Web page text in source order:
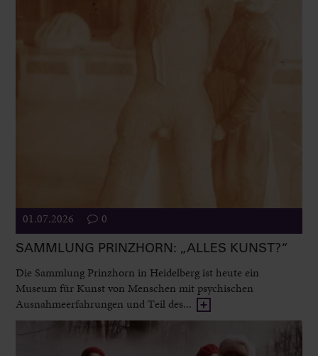
01.07.2026 0
SAMMLUNG PRINZHORN: „ALLES KUNST?“
Die Sammlung Prinzhorn in Heidelberg ist heute ein
Museum für Kunst von Menschen mit psychischen
Ausnahmeerfahrungen und Teil des...